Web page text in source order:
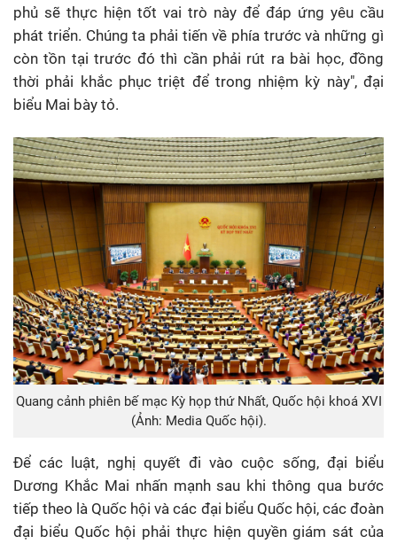
phủ sẽ thực hiện tốt vai trò này để đáp ứng yêu cầu
phát triển. Chúng ta phải tiến về phía trước và những gì
còn tồn tại trước đó thì cần phải rút ra bài học, đồng
thời phải khắc phục triệt để trong nhiệm kỳ này", đại
biểu Mai bày tỏ.
Quang cảnh phiên bế mạc Kỳ họp thứ Nhất, Quốc hội khoá XVI
(Ảnh: Media Quốc hội).
Để các luật, nghị quyết đi vào cuộc sống, đại biểu
Dương Khắc Mai nhấn mạnh sau khi thông qua bước
tiếp theo là Quốc hội và các đại biểu Quốc hội, các đoàn
đại biểu Quốc hội phải thực hiện quyền giám sát của